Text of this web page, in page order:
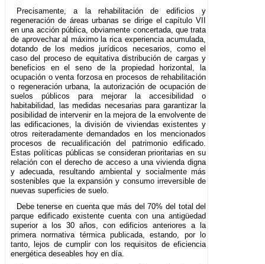
Precisamente, a la rehabilitación de edificios y
regeneración de áreas urbanas se dirige el capítulo VII
en una acción pública, obviamente concertada, que trata
de aprovechar al máximo la rica experiencia acumulada,
dotando de los medios jurídicos necesarios, como el
caso del proceso de equitativa distribución de cargas y
beneficios en el seno de la propiedad horizontal, la
ocupación o venta forzosa en procesos de rehabilitación
o regeneración urbana, la autorización de ocupación de
suelos públicos para mejorar la accesibilidad o
habitabilidad, las medidas necesarias para garantizar la
posibilidad de intervenir en la mejora de la envolvente de
las edificaciones, la división de viviendas existentes y
otros reiteradamente demandados en los mencionados
procesos de recualificación del patrimonio edificado.
Estas políticas públicas se consideran prioritarias en su
relación con el derecho de acceso a una vivienda digna
y adecuada, resultando ambiental y socialmente más
sostenibles que la expansión y consumo irreversible de
nuevas superficies de suelo.
Debe tenerse en cuenta que más del 70% del total del
parque edificado existente cuenta con una antigüedad
superior a los 30 años, con edificios anteriores a la
primera normativa térmica publicada, estando, por lo
tanto, lejos de cumplir con los requisitos de eficiencia
energética deseables hoy en día.